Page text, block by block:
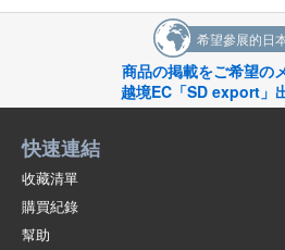
希望參展的日
商品の掲載をご希望の
越境EC「SD export」
快速連結
收藏清單
購買紀錄
幫助